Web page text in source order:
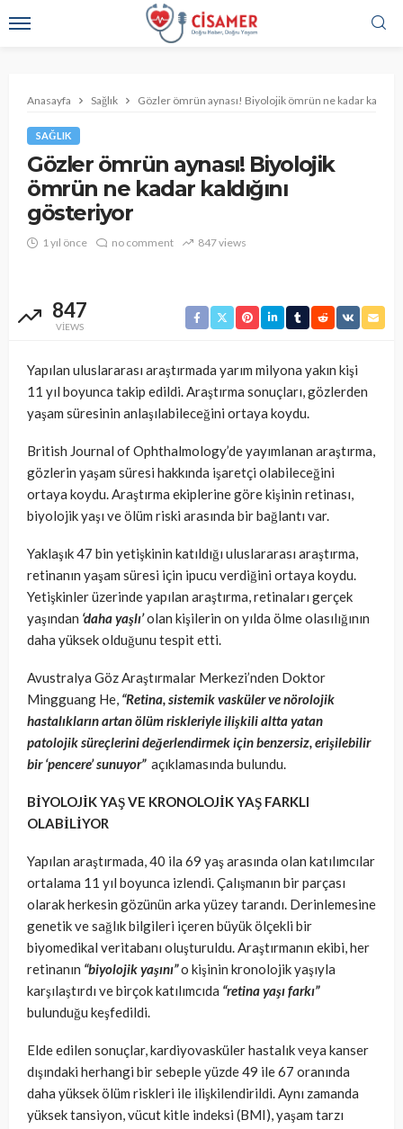
Anasayfa Sağlık Gözler ömrün aynası! Biyolojik ömrün ne kadar
SAĞLIK
Gözler ömrün aynası! Biyolojik
ömrün ne kadar kaldığını
gösteriyor
1 yıl önce no comment 847 views
847
VIEWS
Yapılan uluslararası araştırmada yarım milyona yakın kişi
11 yıl boyunca takip edildi. Araştırma sonuçları, gözlerden
yaşam süresinin anlaşılabileceğini ortaya koydu.
British Journal of Ophthalmology’de yayımlanan araştırma,
gözlerin yaşam süresi hakkında işaretçi olabileceğini
ortaya koydu. Araştırma ekiplerine göre kişinin retinası,
biyolojik yaşı ve ölüm riski arasında bir bağlantı var.
Yaklaşık 47 bin yetişkinin katıldığı uluslararası araştırma,
retinanın yaşam süresi için ipucu verdiğini ortaya koydu.
Yetişkinler üzerinde yapılan araştırma, retinaları gerçek
yaşından ‘daha yaşlı’olan kişilerin on yılda ölme olasılığının
daha yüksek olduğunu tespit etti.
Avustralya Göz Araştırmalar Merkezi’nden Doktor
Mingguang He, “Retina, sistemik vasküler ve nörolojik
hastalıkların artan ölüm riskleriyle ilişkili altta yatan
patolojik süreçlerini değerlendirmek için benzersiz, erişilebilir
bir ‘pencere’ sunuyor” açıklamasında bulundu.
BİYOLOJİK YAŞ VE KRONOLOJİK YAŞ FARKLI
OLABİLİYOR
Yapılan araştırmada, 40 ila 69 yaş arasında olan katılımcılar
ortalama 11 yıl boyunca izlendi. Çalışmanın bir parçası
olarak herkesin gözünün arka yüzey tarandı. Derinlemesine
genetik ve sağlık bilgileri içeren büyük ölçekli bir
biyomedikal veritabanı oluşturuldu. Araştırmanın ekibi, her
retinanın “biyolojik yaşını”o kişinin kronolojik yaşıyla
karşılaştırdı ve birçok katılımcıda “retina yaşı farkı”
bulunduğu keşfedildi.
Elde edilen sonuçlar, kardiyovasküler hastalık veya kanser
dışındaki herhangi bir sebeple yüzde 49 ile 67 oranında
daha yüksek ölüm riskleri ile ilişkilendirildi. Aynı zamanda
yüksek tansiyon, vücut kitle indeksi (BMI), yaşam tarzı